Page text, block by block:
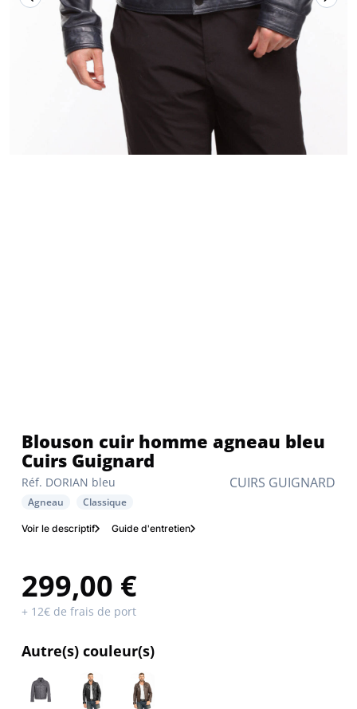
CUIRS GUIGNARD
Réf. DORIAN bleu
Blouson cuir homme agneau bleu
Cuirs Guignard
Agneau Classique
Voir le descriptif Guide d'entretien
299,00 €
+ 12€ de frais de port
Autre(s) couleur(s)